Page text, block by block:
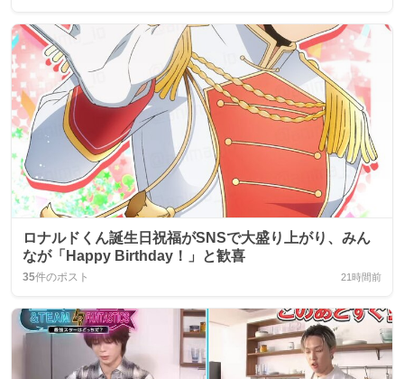
ロナルドくん誕生日祝福がSNSで大盛り上がり、みん
なが「Happy Birthday！」と歓喜
35件のポスト 21時間前